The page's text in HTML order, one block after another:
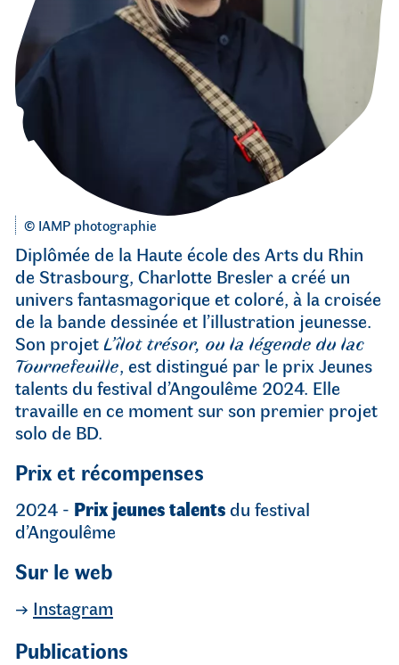
Portrait
Charlotte
Bressler,
© IAMP photographie
Diplômée de la Haute école des Arts du Rhin
de Strasbourg, Charlotte Bresler a créé un
univers fantasmagorique et coloré, à la croisée
de la bande dessinée et l’illustration jeunesse.
Son projet L’îlot trésor, ou la légende du lac
Tournefeuille, est distingué par le prix Jeunes
talents du festival d’Angoulême 2024. Elle
travaille en ce moment sur son premier projet
solo de BD.
Prix et récompenses
2024 - Prix jeunes talentsdu festival
d’Angoulême
Sur le web
→ Instagram
Publications